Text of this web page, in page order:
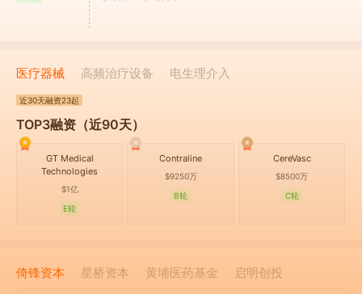
医疗器械 高频治疗设备 电生理介入
近30天融资23起
TOP3融资（近90天）
GT Medical
Technologies
$1亿
E轮
Contraline
$9250万
B轮
CereVasc
$8500万
C轮
倚锋资本 星桥资本 黄埔医药基金 启明创投